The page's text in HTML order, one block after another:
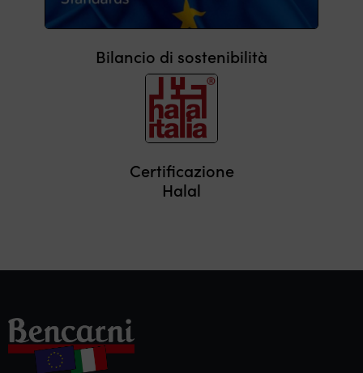
Bilancio di sostenibilità
Certificazione
Halal